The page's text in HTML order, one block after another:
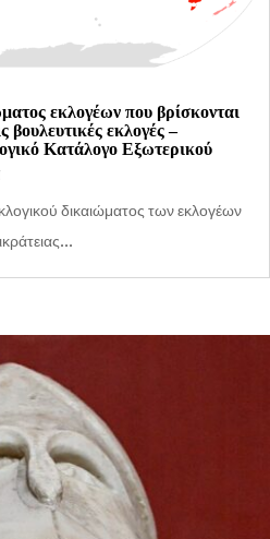
εκλογέων που βρίσκονται
βουλευτικές εκλογές –
Κατάλογο Εξωτερικού
δικαιώματος των εκλογέων